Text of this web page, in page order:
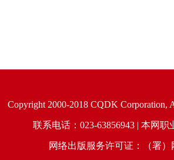
Copyright 2000-2018 CQDK Corporation,
联系电话：023-63856943 | 本网
网络出版服务许可证：（署）